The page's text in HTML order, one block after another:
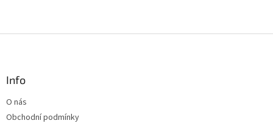
Info
O nás
Obchodní podmínky